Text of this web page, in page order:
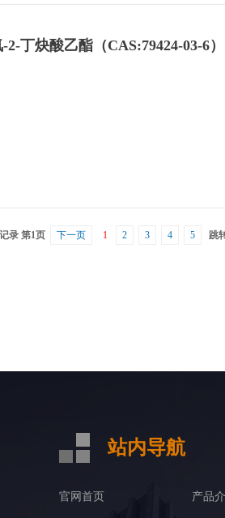
丁炔酸乙酯（CAS:79424-03-6）
录 第1页 下一页 1 2 3 4 5 跳
站内导航
官网首页 产品